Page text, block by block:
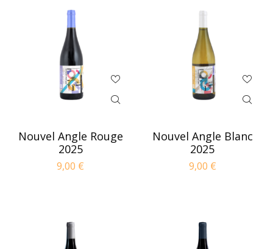
Nouvel Angle Rouge
2025
9,00 €
Nouvel Angle Blanc
2025
9,00 €